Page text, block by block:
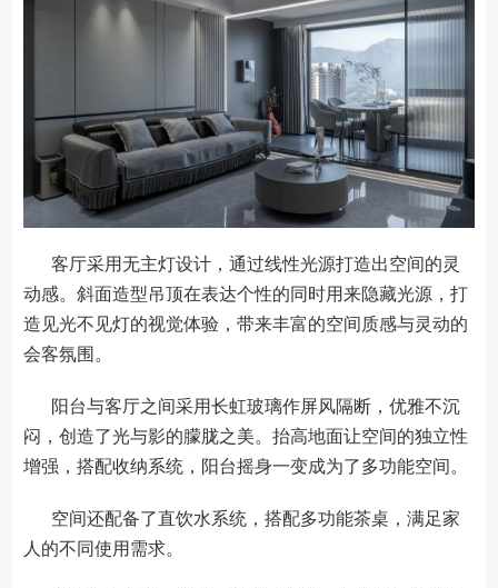
客厅采用无主灯设计，通过线性光源打造出空间的灵
动感。斜面造型吊顶在表达个性的同时用来隐藏光源，打
造见光不见灯的视觉体验，带来丰富的空间质感与灵动的
会客氛围。
阳台与客厅之间采用长虹玻璃作屏风隔断，优雅不沉
闷，创造了光与影的朦胧之美。抬高地面让空间的独立性
增强，搭配收纳系统，阳台摇身一变成为了多功能空间。
空间还配备了直饮水系统，搭配多功能茶桌，满足家
人的不同使用需求。